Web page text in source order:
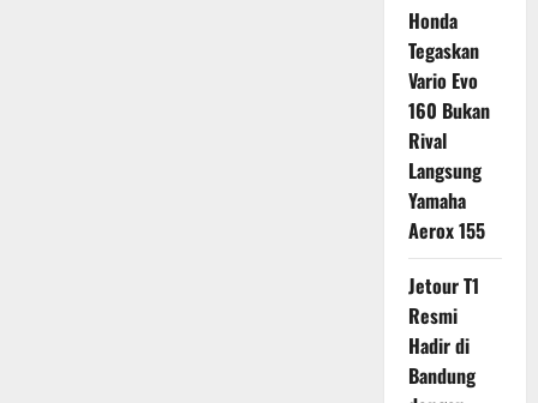
Honda
Tegaskan
Vario Evo
160 Bukan
Rival
Langsung
Yamaha
Aerox 155
Jetour T1
Resmi
Hadir di
Bandung